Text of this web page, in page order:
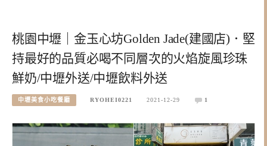
桃園中壢｜金玉心坊Golden Jade(建國店)．堅
持最好的品質必喝不同層次的火焰旋風珍珠
鮮奶/中壢外送/中壢飲料外送
中壢美食小吃餐廳 RYOHEI0221 2021-12-29 1